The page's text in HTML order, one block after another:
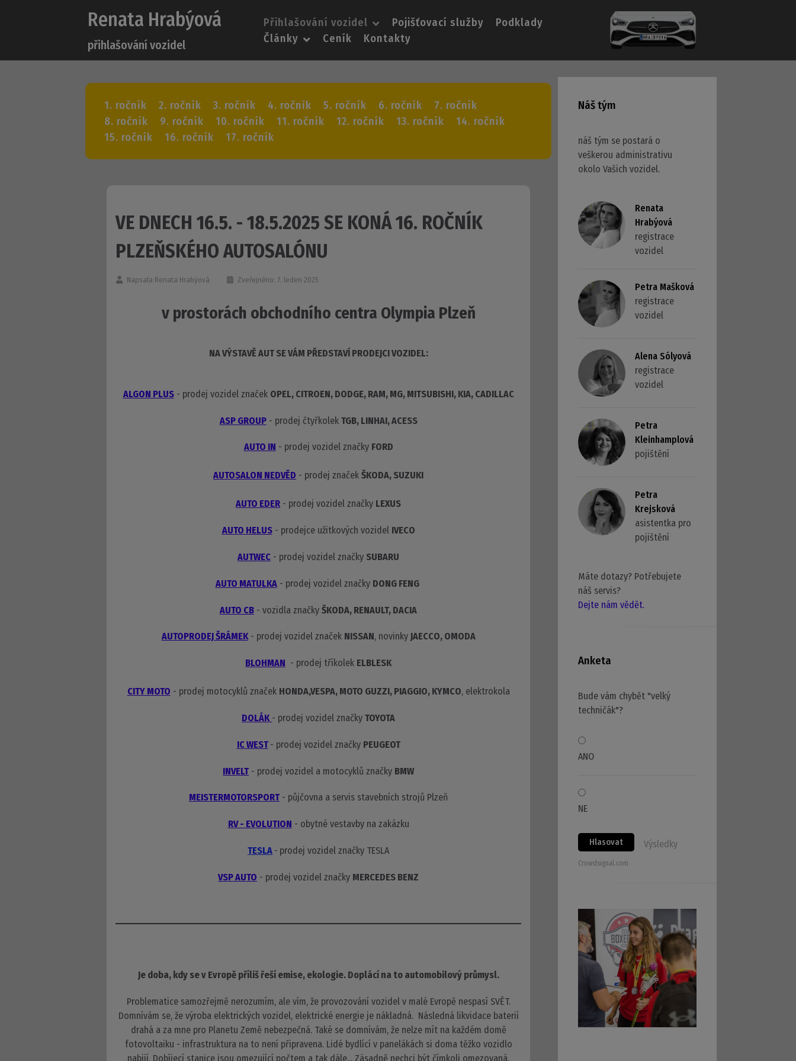
Renata Hrabýová
přihlašování vozidel
Přihlašování vozidel Pojišťovací služby
Podklady
Články
Ceník Kontakty
1. ročník 2. ročník 3. ročník 4. ročník 5. ročník 6. ročník
7. ročník
8. ročník
9. ročník 10. ročník 11. ročník 12. ročník 13. ročník
14. ročník
15. ročník
16. ročník 17. ročník
VE DNECH 16.5. - 18.5.2025 SE KONÁ 16. ROČNÍK
PLZEŇSKÉHO AUTOSALÓNU
Napsala Renata Hrabýová Zveřejněno: 7. leden 2025
v prostorách obchodního centra Olympia Plzeň
NA VÝSTAVĚ AUT SE VÁM PŘEDSTAVÍ PRODEJCI VOZIDEL:
ALGON PLUS- prodej vozidel značek OPEL, CITROEN, DODGE, RAM, MG, MITSUBISHI, KIA, CADILLAC
ASP GROUP- prodej čtyřkolek TGB, LINHAI, ACESS
AUTO IN - prodej vozidel značky FORD
AUTOSALON NEDVĚD - prodej značekŠKODA, SUZUKI
AUTO EDER - prodej vozidel značky LEXUS
AUTO HELUS- prodejce užitkových vozidel IVECO
AUTWEC - prodej vozidel značky SUBARU
AUTO MATULKA- prodej vozidel značky DONG FENG
AUTO CB - vozidla značkyŠKODA, RENAULT, DACIA
AUTOPRODEJ ŠRÁMEK- prodej vozidel značek NISSAN, novinky JAECCO, OMODA
BLOHMAN - prodej tříkolek ELBLESK
CITY MOTO - prodej motocyklů značek HONDA,VESPA, MOTO GUZZI, PIAGGIO, KYMCO, elektrokola
DOLÁK - prodej vozidel značkyTOYOTA
IC WEST - prodej vozidel značky PEUGEOT
INVELT - prodej vozidel a motocyklů značky BMW
MEISTERMOTORSPORT - půjčovna a servis stavebních strojů Plzeň
RV - EVOLUTION - obytné vestavby na zakázku
TESLA - prodej vozidel značky TESLA
VSP AUTO - prodej vozidel značky MERCEDES BENZ
Je doba, kdy se v Evropě příliš řeší emise, ekologie. Doplácí na to automobilový průmysl.
Problematice samozřejmě nerozumím, ale vím, že provozování vozidel v malé Evropě nespasí SVĚT.
Domnívám se, že výroba elektrických vozidel, elektrické energie je nákladná. Následná likvidace baterií
drahá a za mne pro Planetu Země nebezpečná. Také se domnívám, že nelze mít na každém domě
fotovoltaiku - infrastruktura na to není připravena. Lidé bydlící v panelákách si doma těžko vozidlo
nabijí. Dobíjecí stanice jsou omezující počtem a tak dále... Zásadně nechci být čímkoli omezovaná.
Náš tým
náš tým se postará o
veškerou administrativu
okolo Vašich vozidel.
Renata
Hrabýová
registrace
vozidel
Petra Mašková
registrace
vozidel
Alena Sólyová
registrace
vozidel
Petra
Kleinhamplová
pojištění
Petra
Krejsková
asistentka pro
pojištění
Máte dotazy? Potřebujete
náš servis?
Dejte nám vědět.
Anketa
Bude vám chybět "velký
techničák"?
ANO
NE
Hlasovat Výsledky
Crowdsignal.com